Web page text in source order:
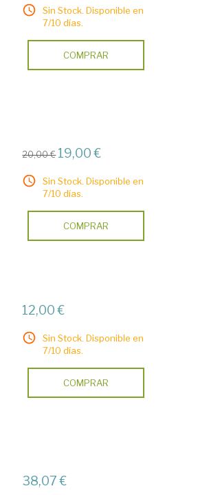
Sin Stock. Disponible en
7/10 días.
COMPRAR
20,00 € 19,00 €
Sin Stock. Disponible en
7/10 días.
COMPRAR
12,00 €
Sin Stock. Disponible en
7/10 días.
COMPRAR
38,07 €